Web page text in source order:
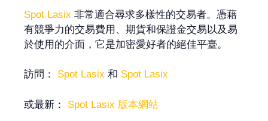
Spot Lasix 非常適合尋求多樣性的交易者。憑藉
有競爭力的交易費用、期貨和保證金交易以及易
於使用的介面，它是加密愛好者的絕佳平臺。
訪問： Spot Lasix 和 Spot Lasix
或最新： Spot Lasix 版本網站